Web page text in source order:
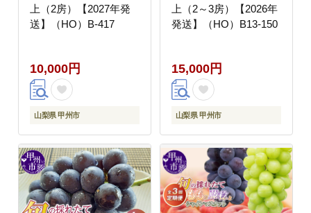
上（2房）【2027年発
送】（HO）B-417
10,000円
山梨県 甲州市
上（2～3房）【2026年
発送】（HO）B13-150
15,000円
山梨県 甲州市